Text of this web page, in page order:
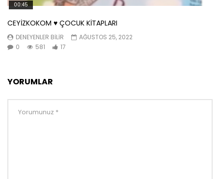
00:45
CEYİZKOKOM ♥️ ÇOCUK KİTAPLARI
DENEYENLER BILIR
AĞUSTOS 25, 2022
0
581 17
YORUMLAR